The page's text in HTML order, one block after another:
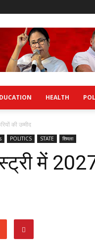
HEALTH
की उम्मीद
POLITICS STATE शिमला
में